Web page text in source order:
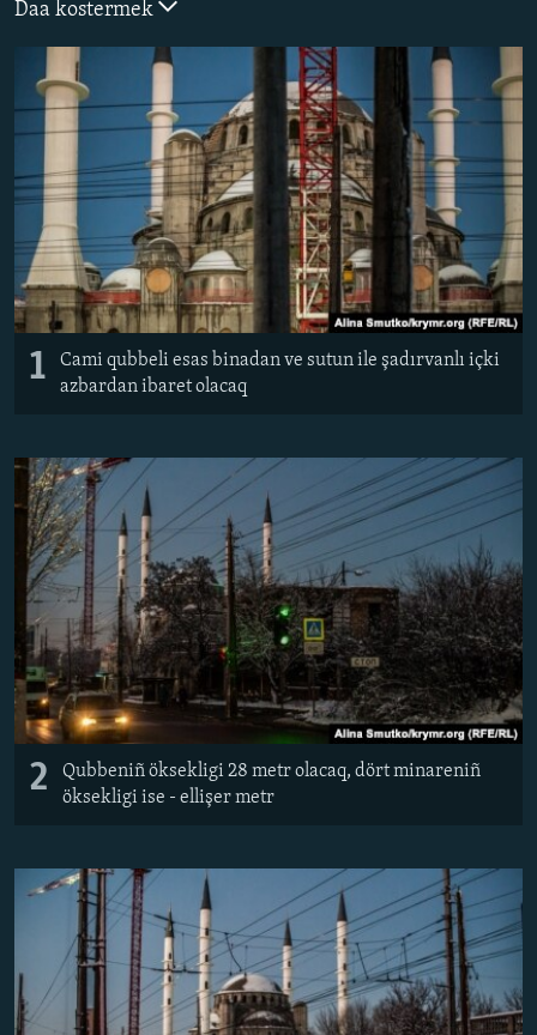
Русский
Українською
RFE/RS bütün saytları
Daa kostermek
1
Cami qubbeli esas binadan ve sutun ile şadırvanlı içki
azbardan ibaret olacaq
2
Qubbeniñ öksekligi 28 metr olacaq, dört minareniñ
öksekligi ise - ellişer metr